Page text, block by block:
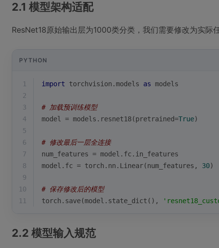
2.1 模型架构适配
ResNet18原始输出层为1000类分类，我们需要修改为实际
PYTHON
1 import torchvision.models as models
2
3
# 加载预训练模型
4
model = models.resnet18(pretrained=True)
5
6
# 修改最后一层全连接
7
num_features = model.fc.in_features
8
model.fc = torch.nn.Linear(num_features, 30
9
10
# 保存修改后的模型
11
torch.save(model.state_dict(),
2.2 模型输入规范